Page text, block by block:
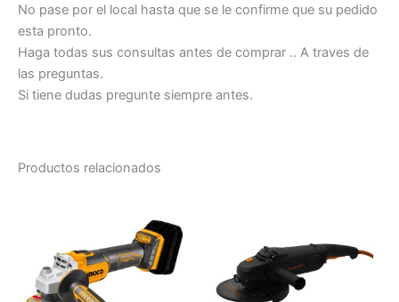
No pase por el local hasta que se le confirme que su pedido
esta pronto.
Haga todas sus consultas antes de comprar .. A traves de
las preguntas.
Si tiene dudas pregunte siempre antes.
Productos relacionados